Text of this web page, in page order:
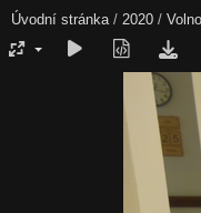
Úvodní stránka/ 2020 /